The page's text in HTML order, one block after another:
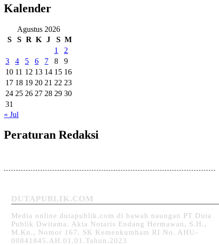
Kalender
Agustus 2026
S
S R K J S M
1
2
3
4 5 6 7 8
9
10 11 12 13 14 15 16
17 18 19 20 21 22 23
24 25 26 27 28 29 30
31
« Jul
Peraturan Redaksi
DUTAPUBLIK.COM
Media online dutapublik.com di bawah naungan PT Duta
Publik Dwitama. Akta Notaris Endang Hermawan, S.H.,
M.Kn., Nomor 167. SK Kemenkumham RI No. AHU-
00841845.AH.01.01.Tahun.2023